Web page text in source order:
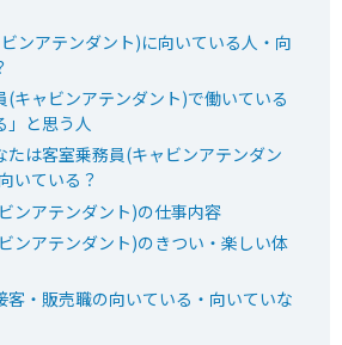
ンアテンダント)に向いている人・向
(キャビンアテンダント)で働いている
」と思う人
たは客室乗務員(キャビンアテンダン
いている？
ンアテンダント)の仕事内容
ンアテンダント)のきつい・楽しい体
客・販売職の向いている・向いていな